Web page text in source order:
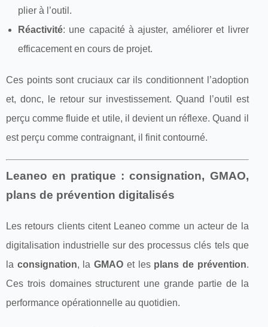
plier à l’outil.
Réactivité: une capacité à ajuster, améliorer et livrer
efficacement en cours de projet.
Ces points sont cruciaux car ils conditionnent l’adoption
et, donc, le retour sur investissement. Quand l’outil est
perçu comme fluide et utile, il devient un réflexe. Quand il
est perçu comme contraignant, il finit contourné.
Leaneo en pratique : consignation, GMAO,
plans de prévention digitalisés
Les retours clients citent Leaneo comme un acteur de la
digitalisation industrielle sur des processus clés tels que
la consignation, laGMAO et les plans de prévention.
Ces trois domaines structurent une grande partie de la
performance opérationnelle au quotidien.